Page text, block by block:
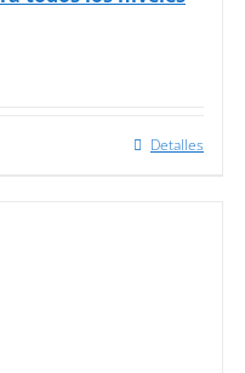
Detalles